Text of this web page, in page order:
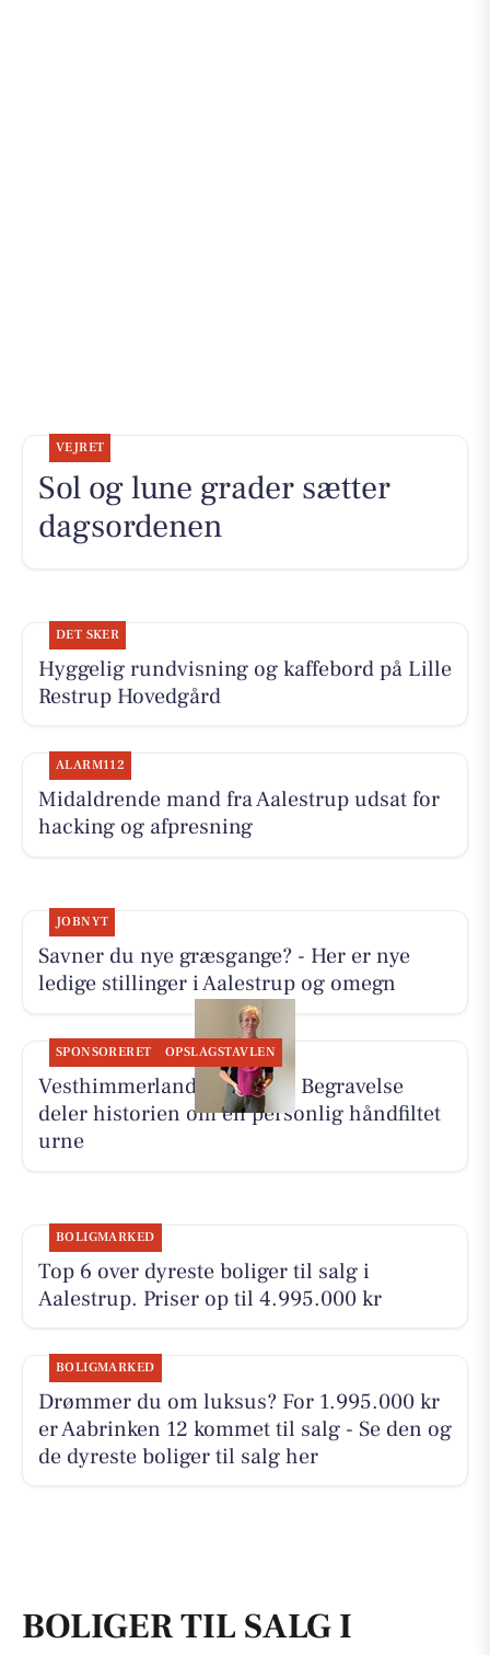
VEJRET
Sol og lune grader sætter
dagsordenen
DET SKER
Hyggelig rundvisning og kaffebord på Lille
Restrup Hovedgård
ALARM112
Midaldrende mand fra Aalestrup udsat for
hacking og afpresning
JOBNYT
Savner du nye græsgange? - Her er nye
ledige stillinger i Aalestrup og omegn
SPONSORERET OPSLAGSTAVLEN
Vesthimmerlands og Farsø Begravelse
deler historien om en personlig håndfiltet
urne
BOLIGMARKED
Top 6 over dyreste boliger til salg i
Aalestrup. Priser op til 4.995.000 kr
BOLIGMARKED
Drømmer du om luksus? For 1.995.000 kr
er Aabrinken 12 kommet til salg - Se den og
de dyreste boliger til salg her
BOLIGER TIL SALG I